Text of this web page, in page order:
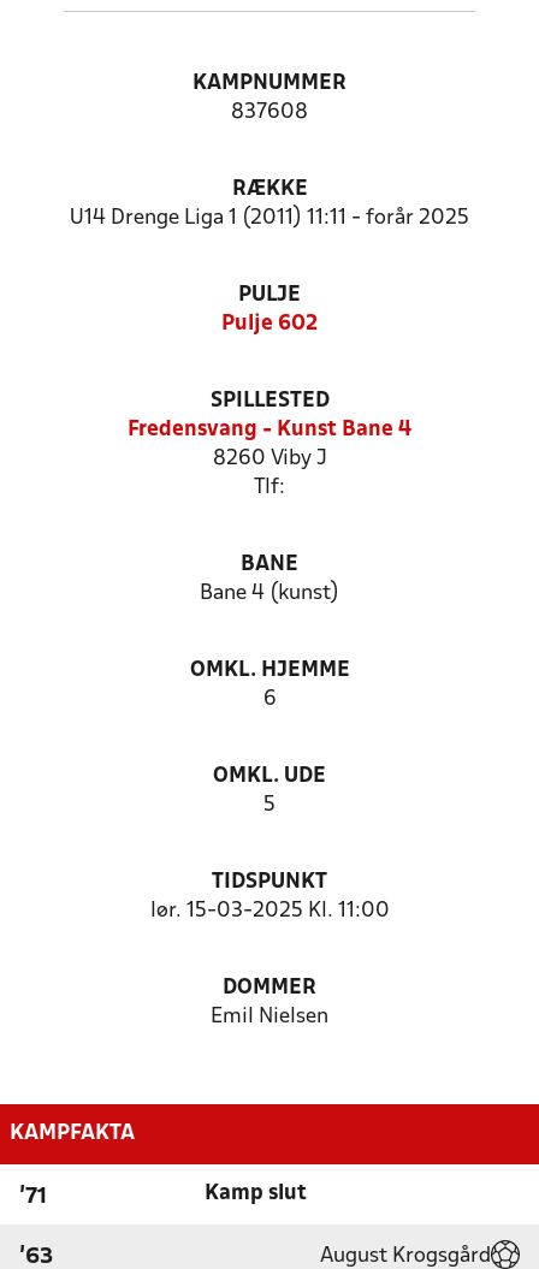
KAMPNUMMER
837608
RÆKKE
U14 Drenge Liga 1 (2011) 11:11 - forår 2025
PULJE
Pulje 602
SPILLESTED
Fredensvang - Kunst Bane 4
8260 Viby J
Tlf:
BANE
Bane 4 (kunst)
OMKL. HJEMME
6
OMKL. UDE
5
TIDSPUNKT
lør. 15-03-2025 Kl. 11:00
DOMMER
Emil Nielsen
KAMPFAKTA
'71 Kamp slut
'63 August Krogsgård